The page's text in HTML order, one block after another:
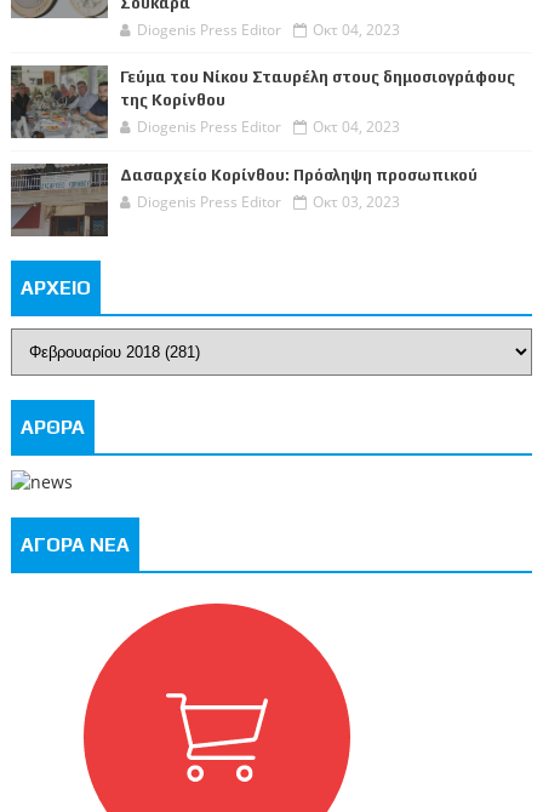
Diogenis Press Editor Οκτ 04, 2023
Γεύμα του Νίκου Σταυρέλη στους δημοσιογράφους
της Κορίνθου
Diogenis Press Editor Οκτ 04, 2023
Δασαρχείο Κορίνθου: Πρόσληψη προσωπικού
Diogenis Press Editor Οκτ 03, 2023
ΑΡΧΕΙΟ
ΑΡΘΡΑ
ΑΓΟΡΑ ΝΕΑ